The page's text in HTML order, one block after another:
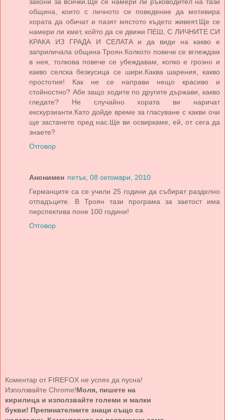
община, които с личното си поведение да мотивира
хората да обичат и пазят мястото където живеят.Ще се
намери ли кмет, който да се движи ПЕШ, С ЛИЧНИТЕ СИ
КРАКА ИЗ ГРАДА И СЕЛАТА и да види на какво е
заприличала община Троян.Колкото повече се вглеждам
в нея, толкова повече се убеждавам, колко е грозно и
какво селска безкусица се шири.Каква шарения, какво
простотия! Как не се направи нещо красиво и
стойностно? Абе защо ходите по другите държави, какво
гледате? Не случайно хората ви наричат
екскурзианти.Като дойде време за гласуване с какви очи
ще застанете пред нас.Ще ви освиркаме, ей, от сега да
знаете?
Отговор
Анонимен петък, 08 октомври, 2010
Германците са се учили 25 години да събират разделно
отпадъците. В Троян тази програма за заетост има
перспектива поне 100 години!
Отговор
Коментар от FIREFOX не успях да пусна!
Използвайте Chrome!Моля, пишете на
кирилица и използвайте големи и малки
букви! Препинателните знаци също са